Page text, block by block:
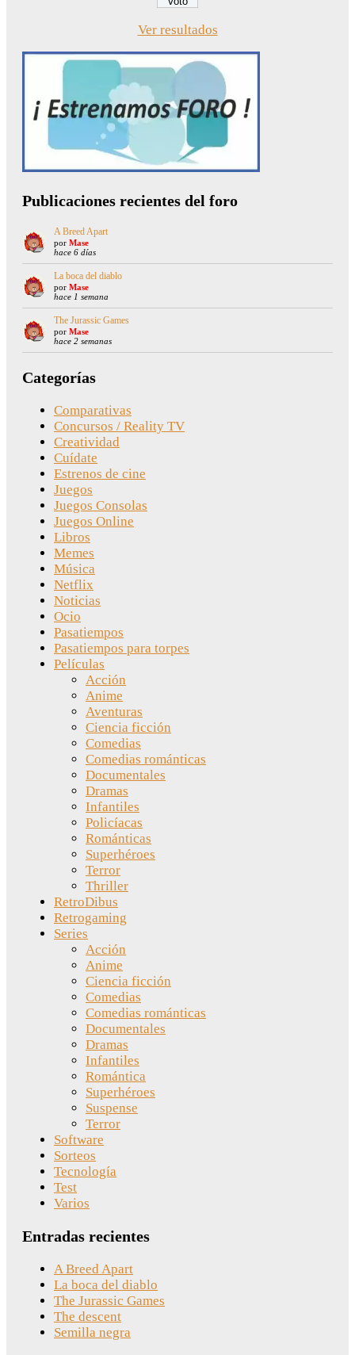
Ver resultados
Publicaciones recientes del foro
A Breed Apart
por Mase
hace 6 días
La boca del diablo
por Mase
hace 1 semana
The Jurassic Games
por Mase
hace 2 semanas
Categorías
Comparativas
Concursos / Reality TV
Creatividad
Cuídate
Estrenos de cine
Juegos
Juegos Consolas
Juegos Online
Libros
Memes
Música
Netflix
Noticias
Ocio
Pasatiempos
Pasatiempos para torpes
Películas
Acción
Anime
Aventuras
Ciencia ficción
Comedias
Comedias románticas
Documentales
Dramas
Infantiles
Policíacas
Románticas
Superhéroes
Terror
Thriller
RetroDibus
Retrogaming
Series
Acción
Anime
Ciencia ficción
Comedias
Comedias románticas
Documentales
Dramas
Infantiles
Romántica
Superhéroes
Suspense
Terror
Software
Sorteos
Tecnología
Test
Varios
Entradas recientes
A Breed Apart
La boca del diablo
The Jurassic Games
The descent
Semilla negra